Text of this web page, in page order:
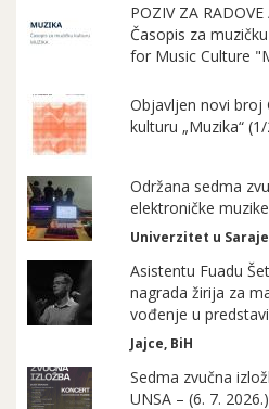
POZIV ZA RADOVE
Časopis za
for Music Culture
Objavljen novi broj
kulturu „Muzika“
Održana sedma
elektroničke
Univerzitet u
Asistentu Fuadu
nagrada žirija za
vođenje u
Jajce, BiH
Sedma zvučna
UNSA – (6. 7. 2026.)